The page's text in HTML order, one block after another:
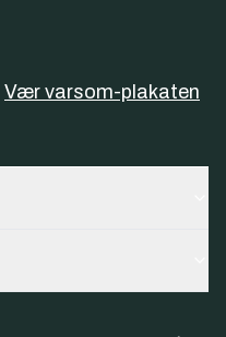
Vær varsom-plakaten